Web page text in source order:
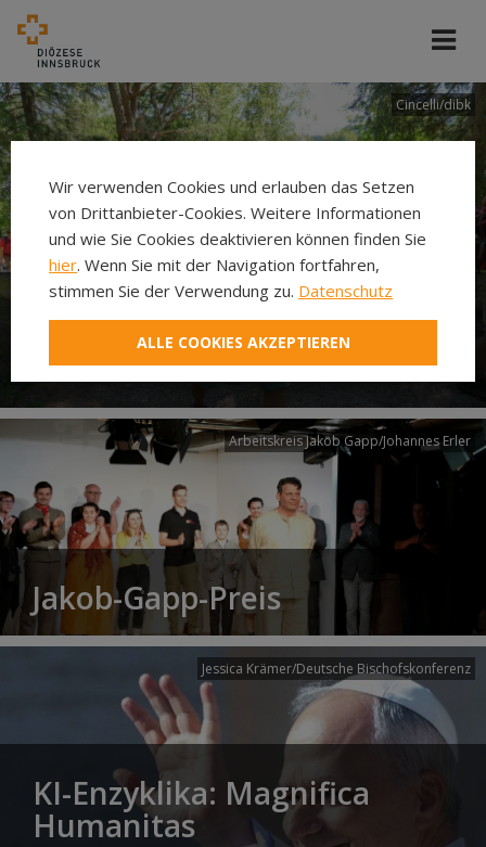
Cincelli/dibk
Neuer Pilgerweg Via
Laudato si’
Arbeitskreis Jakob Gapp/Johannes Erler
Jakob-Gapp-Preis
Jessica Krämer/Deutsche Bischofskonferenz
KI-Enzyklika: Magnifica
Humanitas
Wir verwenden Cookies und erlauben das Setzen
von Drittanbieter-Cookies. Weitere Informationen
und wie Sie Cookies deaktivieren können finden Sie
hier. Wenn Sie mit der Navigation fortfahren,
stimmen Sie der Verwendung zu. Datenschutz
ALLE COOKIES AKZEPTIEREN